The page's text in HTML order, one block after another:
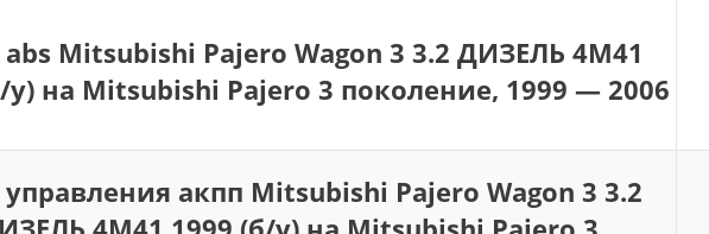
Mitsubishi Pajero Wagon 3 3.2 ДИЗЕЛЬ 4M41
у) на Mitsubishi Pajero 3 поколение, 1999 — 2006
акпп Mitsubishi Pajero Wagon 3 3.2